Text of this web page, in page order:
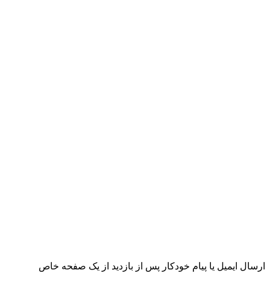
ارسال ایمیل یا پیام خودکار پس از بازدید از یک صفحه خاص